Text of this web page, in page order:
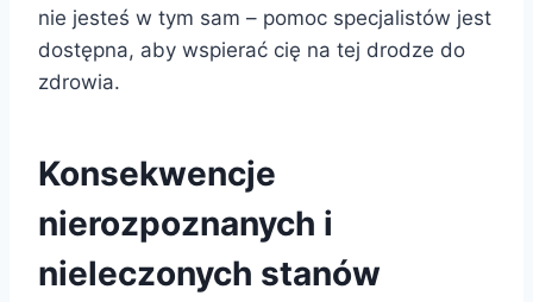
nie jesteś w tym sam – pomoc specjalistów jest
dostępna, aby wspierać cię na tej drodze do
zdrowia.
Konsekwencje
nierozpoznanych i
nieleczonych stanów